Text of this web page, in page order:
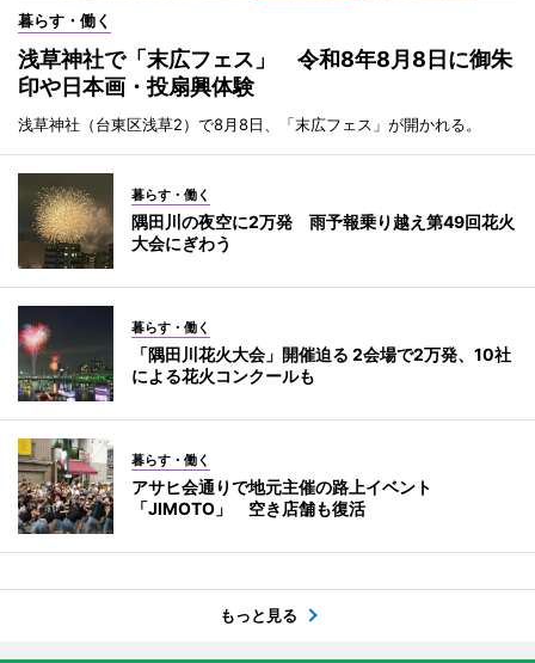
暮らす・働く
浅草神社で「末広フェス」 令和8年8月8日に御朱
印や日本画・投扇興体験
浅草神社（台東区浅草2）で8月8日、「末広フェス」が開かれる。
暮らす・働く
隅田川の夜空に2万発 雨予報乗り越え第49回花火
大会にぎわう
暮らす・働く
「隅田川花火大会」開催迫る 2会場で2万発、10社
による花火コンクールも
暮らす・働く
アサヒ会通りで地元主催の路上イベント
「JIMOTO」 空き店舗も復活
もっと見る